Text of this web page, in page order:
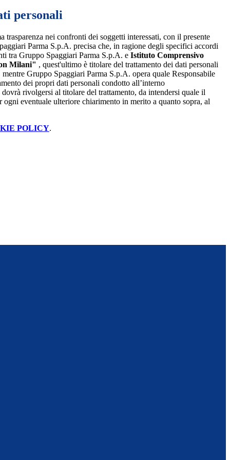
personali
trasparenza nei confronti dei soggetti interessati, con il presente
Parma S.p.A. precisa che, in ragione degli specifici accordi
tra Gruppo Spaggiari Parma S.p.A. e Istituto Comprensivo
Milani" , quest'ultimo è titolare del trattamento dei dati personali
Gruppo Spaggiari Parma S.p.A. opera quale Responsabile
dei propri dati personali condotto all’interno
rivolgersi al titolare del trattamento, da intendersi quale il
eventuale ulteriore chiarimento in merito a quanto sopra, al
POLICY.